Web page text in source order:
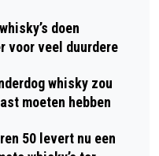
doen
voor veel duurdere
whisky zou
moeten hebben
50 levert nu een